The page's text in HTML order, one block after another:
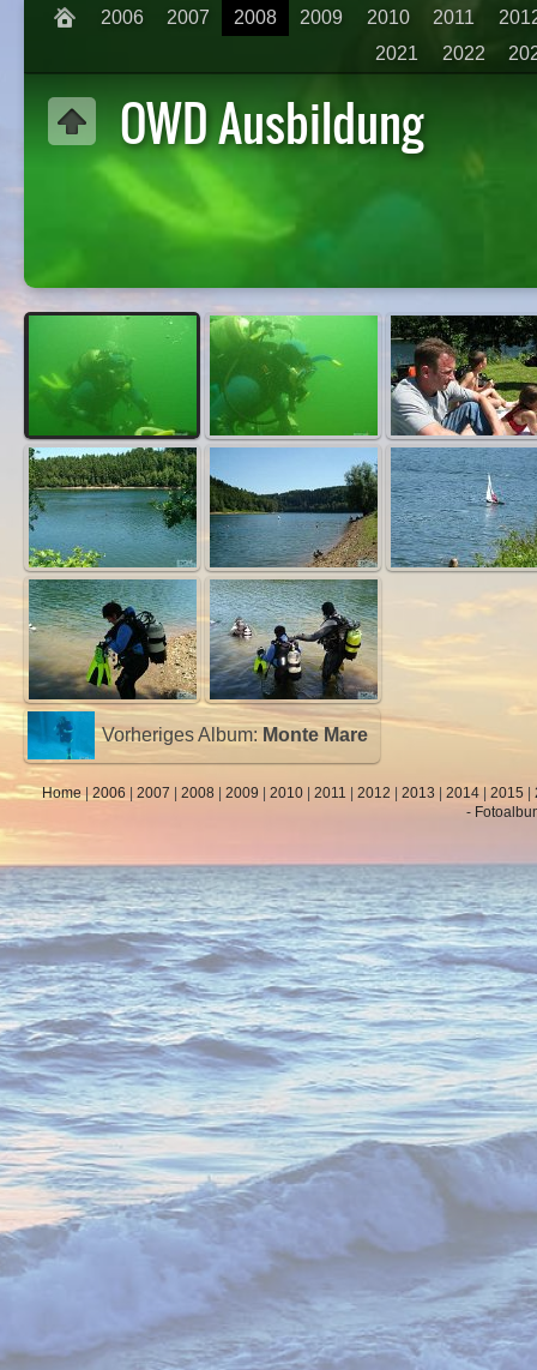
2006 2007 2008 2009 2010 2011
2021
2022
OWD Ausbildung
Vorheriges Album: Monte Mare
Home |2006 |2007 |2008 |2009 |2010 |2011 |2012 |2013 |2014 |2015 |
-